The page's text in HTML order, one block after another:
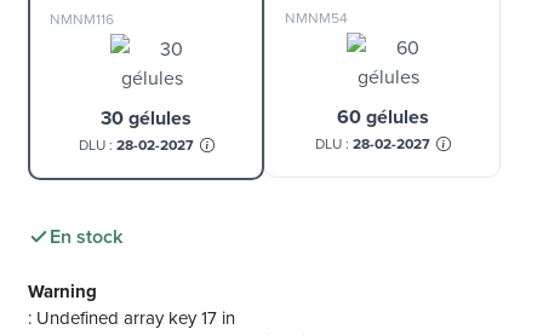
NMNM116
30 gélules
DLU : 28-02-2027
NMNM54
60 gélules
DLU : 28-02-2027
En stock
Warning
: Undefined array key 17 in